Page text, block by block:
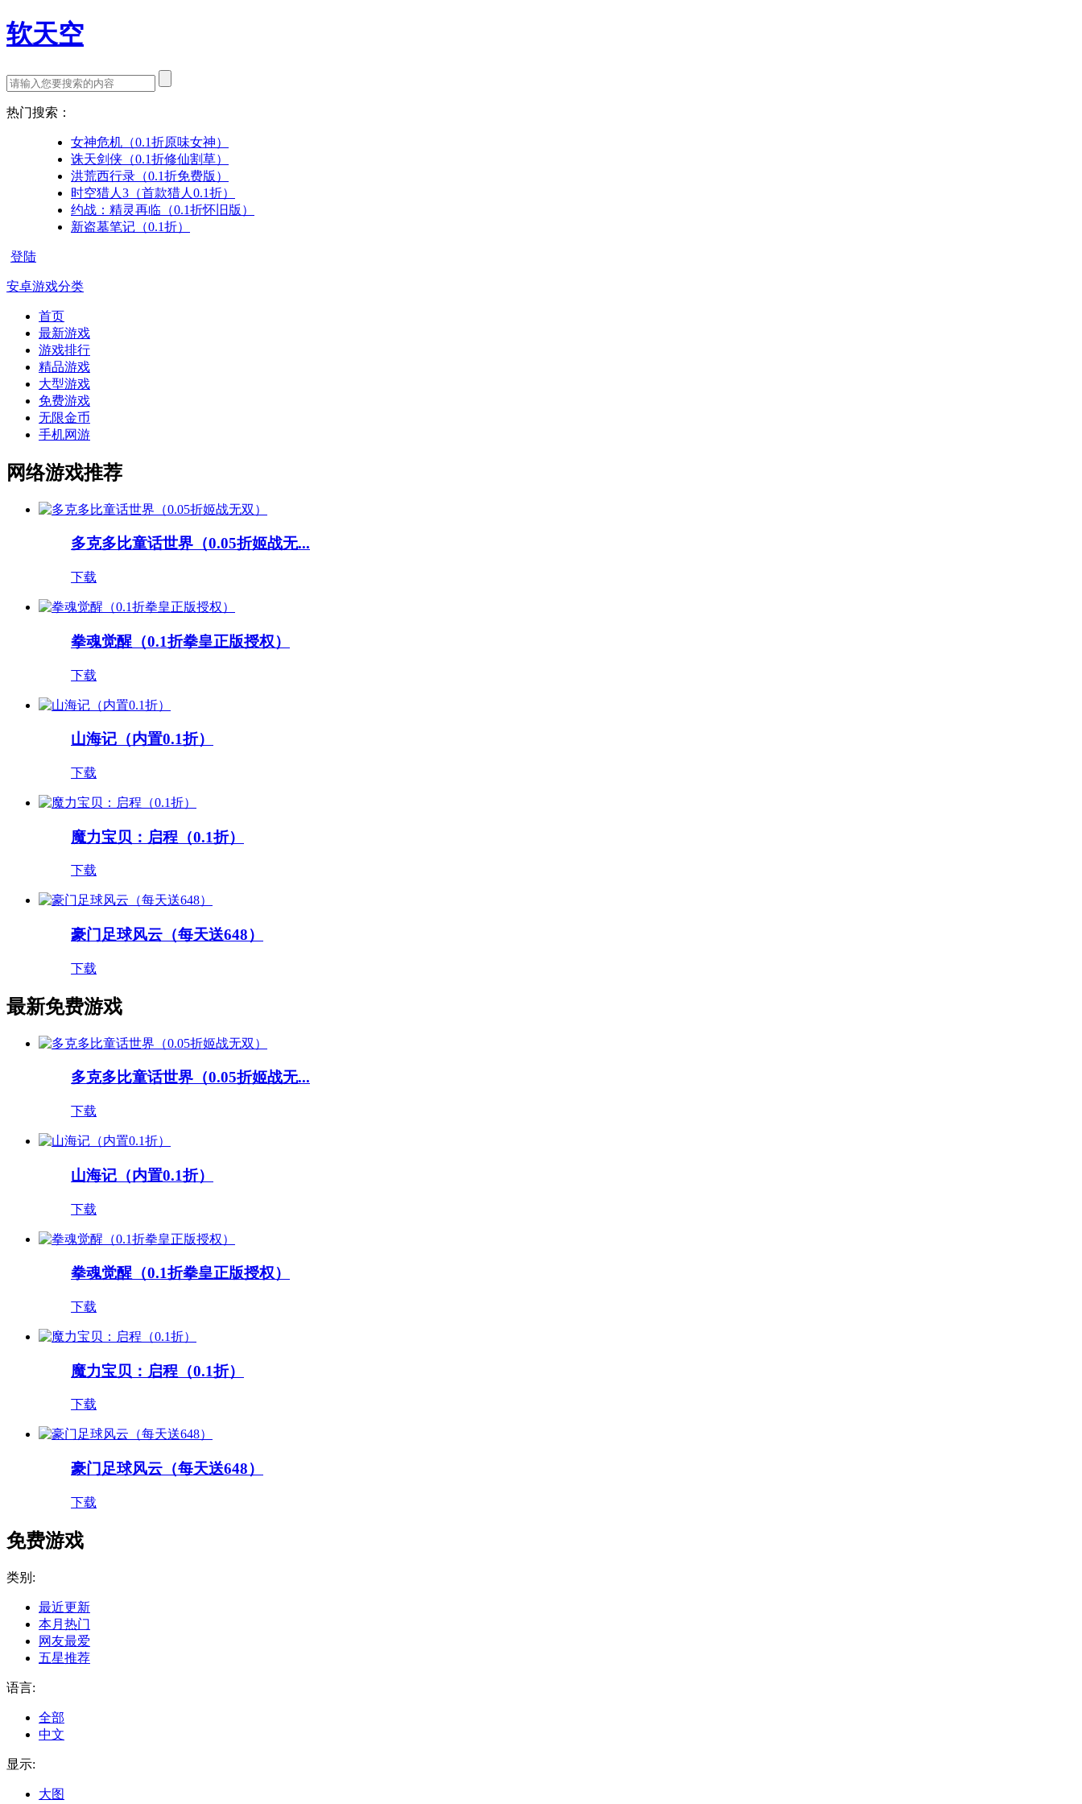
软天空
热门搜索：
女神危机（0.1折原味女神）
诛天剑侠（0.1折修仙割草）
洪荒西行录（0.1折免费版）
时空猎人3（首款猎人0.1折）
约战：精灵再临（0.1折怀旧版）
新盗墓笔记（0.1折）
登陆
安卓游戏分类
首页
最新游戏
游戏排行
精品游戏
大型游戏
免费游戏
无限金币
手机网游
网络游戏推荐
多克多比童话世界（0.05折姬战无...
下载
拳魂觉醒（0.1折拳皇正版授权）
下载
山海记（内置0.1折）
下载
魔力宝贝：启程（0.1折）
下载
豪门足球风云（每天送648）
下载
最新免费游戏
多克多比童话世界（0.05折姬战无...
下载
山海记（内置0.1折）
下载
拳魂觉醒（0.1折拳皇正版授权）
下载
魔力宝贝：启程（0.1折）
下载
豪门足球风云（每天送648）
下载
免费游戏
类别:
最近更新
本月热门
网友最爱
五星推荐
语言:
全部
中文
显示:
大图